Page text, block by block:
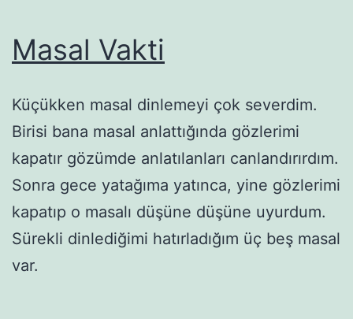
Masal Vakti
Küçükken masal dinlemeyi çok severdim.
Birisi bana masal anlattığında gözlerimi
kapatır gözümde anlatılanları canlandırırdım.
Sonra gece yatağıma yatınca, yine gözlerimi
kapatıp o masalı düşüne düşüne uyurdum.
Sürekli dinlediğimi hatırladığım üç beş masal
var.